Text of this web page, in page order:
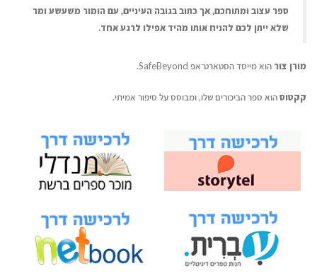
ספר עצוב ומתוחכם, אך כתוב בגובה העיניים, עם הומור משעשע ומר
שלא ייתן לכם להניח אותו מהיד אפילו לרגע אחד.
מורן צור הוא מייסד הסטארט־אפ SafeBeyond.
קקטוסהוא ספר הביכורים שלו, ומבוסס על סיפור אמיתי.